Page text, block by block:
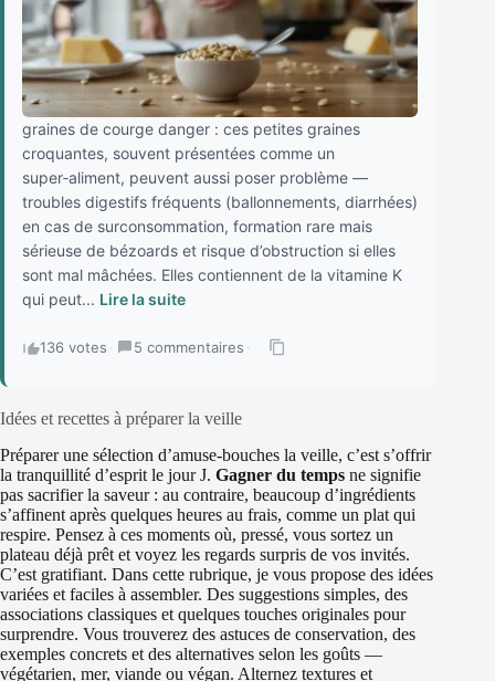
graines de courge danger : ces petites graines
croquantes, souvent présentées comme un
super‑aliment, peuvent aussi poser problème —
troubles digestifs fréquents (ballonnements, diarrhées)
en cas de surconsommation, formation rare mais
sérieuse de bézoards et risque d’obstruction si elles
sont mal mâchées. Elles contiennent de la vitamine K
qui peut... Lire la suite
136 votes · 5 commentaires ·
Idées et recettes à préparer la veille
Préparer une sélection d’amuse-bouches la veille, c’est s’offrir
la tranquillité d’esprit le jour J. Gagner du temps ne signifie
pas sacrifier la saveur : au contraire, beaucoup d’ingrédients
s’affinent après quelques heures au frais, comme un plat qui
respire. Pensez à ces moments où, pressé, vous sortez un
plateau déjà prêt et voyez les regards surpris de vos invités.
C’est gratifiant. Dans cette rubrique, je vous propose des idées
variées et faciles à assembler. Des suggestions simples, des
associations classiques et quelques touches originales pour
surprendre. Vous trouverez des astuces de conservation, des
exemples concrets et des alternatives selon les goûts —
végétarien, mer, viande ou végan. Alternez textures et